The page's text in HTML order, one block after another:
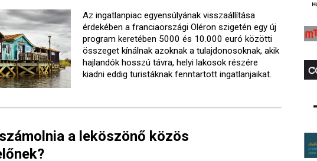
Az ingatlanpiac egyensúlyának visszaállítása
érdekében a franciaországi Oléron szigetén egy új
program keretében 5000 és 10.000 euró közötti
összeget kínálnak azoknak a tulajdonosoknak, akik
hajlandók hosszú távra, helyi lakosok részére
kiadni eddig turistáknak fenntartott ingatlanjaikat.
a leköszönő közös